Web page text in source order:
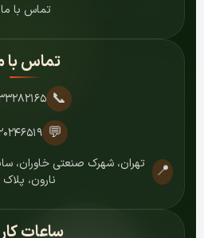
تماس با ما
تماس با
📞 ۰۲۱-
💬
📍
تهران، شهرک صنعتی خاوران،
نارون، پلاک ۷۲۰۴
ساعات